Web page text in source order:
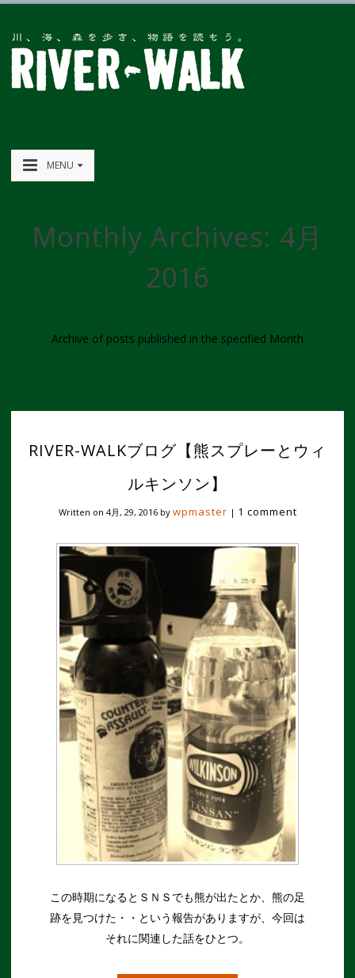
MENU
Monthly Archives: 4月
2016
Archive of posts published in the specified Month
RIVER-WALKブログ【熊スプレーとウィ
ルキンソン】
Written on 4月, 29, 2016 by wpmaster | 1 comment
この時期になるとＳＮＳでも熊が出たとか、熊の足
跡を見つけた・・という報告がありますが、今回は
それに関連した話をひとつ。